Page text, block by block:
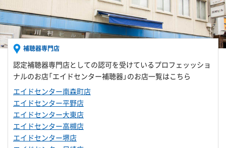
補聴器専門店
認定補聴器専門店としての認可を受けているプロフェッッショ
ナルのお店「エイドセンター補聴器」のお店一覧はこちら
エイドセンター南森町店
エイドセンター平野店
エイドセンター大東店
エイドセンター高槻店
エイドセンター堺店